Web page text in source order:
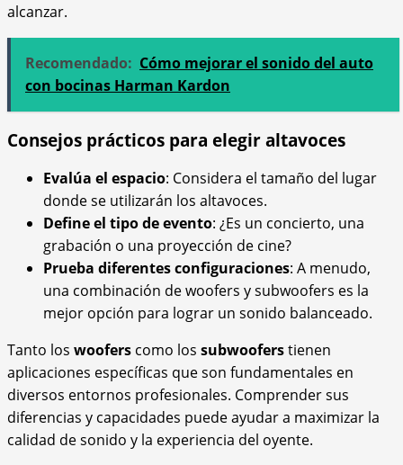
alcanzar.
Recomendado: Cómo mejorar el sonido del auto
con bocinas Harman Kardon
Consejos prácticos para elegir altavoces
Evalúa el espacio: Considera el tamaño del lugar
donde se utilizarán los altavoces.
Define el tipo de evento: ¿Es un concierto, una
grabación o una proyección de cine?
Prueba diferentes configuraciones: A menudo,
una combinación de woofers y subwoofers es la
mejor opción para lograr un sonido balanceado.
Tanto los woofers como los subwooferstienen
aplicaciones específicas que son fundamentales en
diversos entornos profesionales. Comprender sus
diferencias y capacidades puede ayudar a maximizar la
calidad de sonido y la experiencia del oyente.